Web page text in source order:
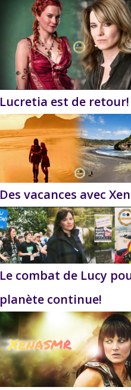
Lucretia est de retour!
Des vacances avec
Le combat de Lucy
planète continue!